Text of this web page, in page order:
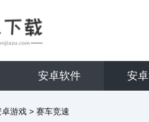
安卓软件 安
卓游戏 > 赛车竞速